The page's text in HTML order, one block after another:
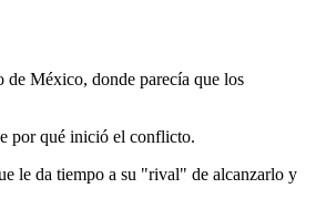
México, donde parecía que los
por qué inició el conflicto.
le da tiempo a su "rival" de alcanzarlo y